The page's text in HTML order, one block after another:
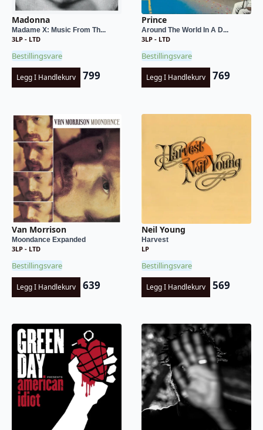
Madonna
Madame X: Music From Th...
3LP - LTD
Bestillingsvare
Legg I Handlekurv 799
Prince
Around The World In A D...
3LP - LTD
Bestillingsvare
Legg I Handlekurv 769
Van Morrison
Moondance Expanded
3LP - LTD
Bestillingsvare
Legg I Handlekurv 639
Neil Young
Harvest
LP
Bestillingsvare
Legg I Handlekurv 569